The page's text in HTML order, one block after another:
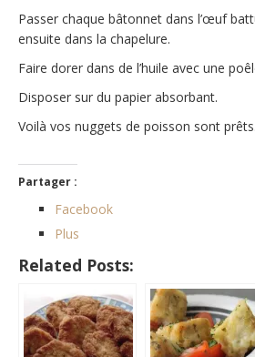
Passer chaque bâtonnet dans l’œuf
ensuite dans la chapelure.
Faire dorer dans de l’huile avec une
Disposer sur du papier absorbant.
Voilà vos nuggets de poisson sont prêts.
Partager :
Facebook
Plus
Related Posts: